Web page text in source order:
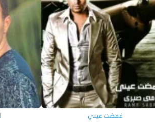
غمضت عيني